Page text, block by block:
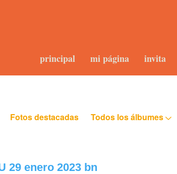
principal mi página invita
Fotos destacadas Todos los álbumes
29 enero 2023 bn